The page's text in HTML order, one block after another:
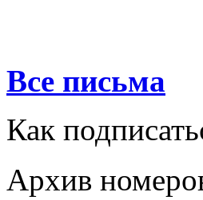
Все письма
Как
Архив